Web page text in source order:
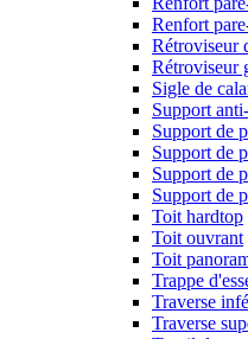
Renfort
Rétroviseur
Rétroviseur
Sigle de
Support
Support de
Support de
Support de
Support de
Toit hardtop
Toit ouvrant
Toit
Trappe
Traverse
Traverse